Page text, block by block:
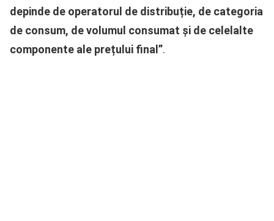
depinde de operatorul de distribuție, de categoria
de consum, de volumul consumat și de celelalte
componente ale prețului final”.